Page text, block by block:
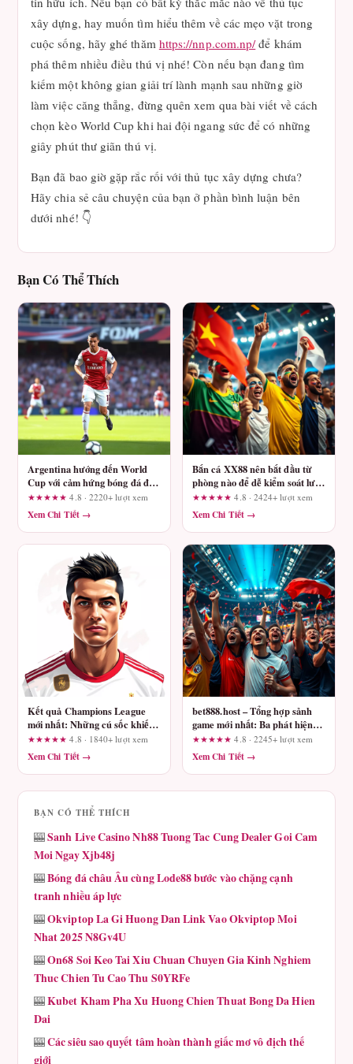
xây dựng, hay muốn tìm hiểu thêm về các mẹo vặt trong
cuộc sống, hãy ghé thăm https://nnp.com.np/để khám
phá thêm nhiều điều thú vị nhé! Còn nếu bạn đang tìm
kiếm một không gian giải trí lành mạnh sau những giờ
làm việc căng thẳng, đừng quên xem qua bài viết về cách
chọn kèo World Cup khi hai đội ngang sức để có những
giây phút thư giãn thú vị.
Bạn đã bao giờ gặp rắc rối với thủ tục xây dựng chưa?
Hãy chia sẻ câu chuyện của bạn ở phần bình luận bên
dưới nhé! 👇
Bạn Có Thể Thích
Argentina hướng đến World
Cup với cảm hứng bóng đá đặc
biệt cùng Mubet
★★★★★4.8 · 2220+ lượt xem
Xem Chi Tiết →
Bắn cá XX88 nên bắt đầu từ
phòng nào để dễ kiểm soát lượt
chơi?
★★★★★4.8 · 2424+ lượt xem
Xem Chi Tiết →
Kết quả Champions League
mới nhất: Những cú sốc khiến
người hâm mộ đứng ngồi
không yên
★★★★★4.8 · 1840+ lượt xem
Xem Chi Tiết →
bet888.host – Tổng hợp sảnh
game mới nhất: Ba phát hiện
quan trọng trước khi đặt cược
★★★★★4.8 · 2245+ lượt xem
Xem Chi Tiết →
BẠN CÓ THỂ THÍCH
🎰Sanh Live Casino Nh88 Tuong Tac Cung Dealer Goi Cam
Moi Ngay Xjb48j
🎰Bóng đá châu Âu cùng Lode88 bước vào chặng cạnh
tranh nhiều áp lực
🎰Okviptop La Gi Huong Dan Link Vao Okviptop Moi
Nhat 2025 N8Gv4U
🎰On68 Soi Keo Tai Xiu Chuan Chuyen Gia Kinh Nghiem
Thuc Chien Tu Cao Thu S0YRFe
🎰Kubet Kham Pha Xu Huong Chien Thuat Bong Da Hien
Dai
🎰Các siêu sao quyết tâm hoàn thành giấc mơ vô địch thế
giới